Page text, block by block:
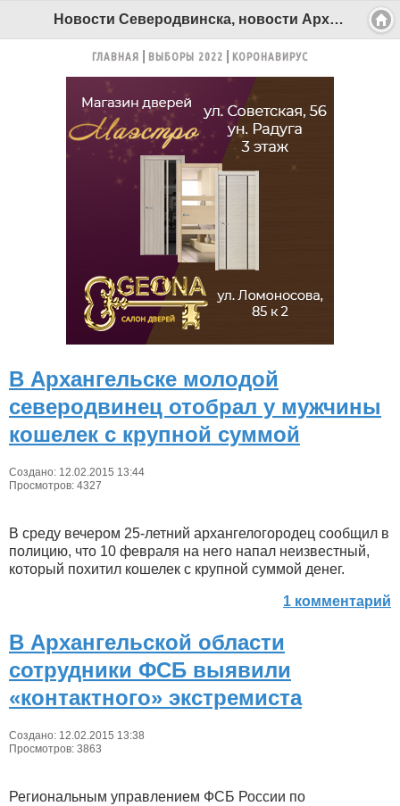
Новости Северодвинска, новости Архангельска - Беломорканал Северодвинск tv29.ru
ГЛАВНАЯ ВЫБОРЫ 2022 КОРОНАВИРУС
В Архангельске молодой
северодвинец отобрал у мужчины
кошелек с крупной суммой
Создано: 12.02.2015 13:44
Просмотров: 4327
В среду вечером 25-летний архангелогородец сообщил в
полицию, что 10 февраля на него напал неизвестный,
который похитил кошелек с крупной суммой денег.
1 комментарий
В Архангельской области
сотрудники ФСБ выявили
«контактного» экстремиста
Создано: 12.02.2015 13:38
Просмотров: 3863
Региональным управлением ФСБ России по